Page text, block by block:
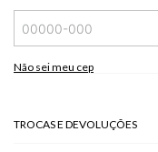
100 % POLIESTER
Não sei meu cep
TROCAS E DEVOLUÇÕES